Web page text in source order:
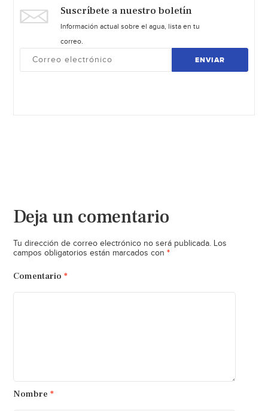
Suscríbete a nuestro boletín
Información actual sobre el agua, lista en tu
correo.
ENVIAR
Deja un comentario
Tu dirección de correo electrónico no será publicada. Los
campos obligatorios están marcados con *
Comentario *
Nombre *